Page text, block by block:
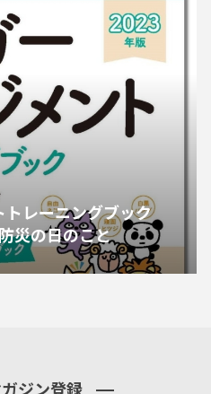
トレーニングブック
災の日のこと
ジン登録